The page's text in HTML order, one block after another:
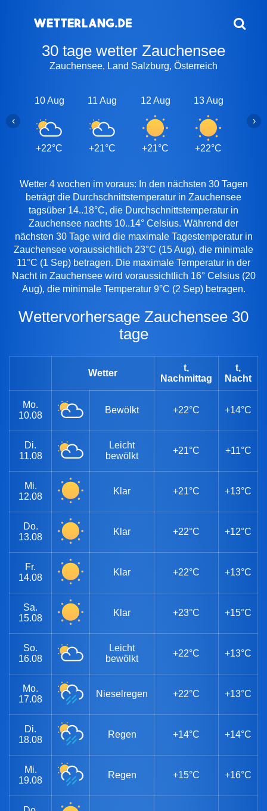
30 tage wetter Zauchensee
Zauchensee, Land Salzburg, Österreich
10 Aug
+22°C
11 Aug
+21°C
12 Aug
+21°C
13 Aug
+22°C
‹ ›
Wetter 4 wochen im voraus: In den nächsten 30 Tagen
beträgt die Durchschnittstemperatur in Zauchensee
tagsüber 14..18°C, die Durchschnittstemperatur in
Zauchensee nachts 10..14° Celsius. Während der
nächsten 30 Tage wird die maximale Tagestemperatur in
Zauchensee voraussichtlich 23°C (15 Aug), die minimale
11°C (1 Sep) betragen. Die maximale Temperatur in der
Nacht in Zauchensee wird voraussichtlich 16° Celsius (20
Aug), die minimale Temperatur 9°C (2 Sep) betragen.
Wettervorhersage Zauchensee 30
tage
Wetter
t,
Nachmittag
t,
Nacht
Mo.
10.08
Bewölkt +22°C +14°C
Di.
11.08
Leicht
bewölkt
+21°C +11°C
Mi.
12.08
Klar +21°C +13°C
Do.
13.08
Klar +22°C +12°C
Fr.
14.08
Klar +22°C +13°C
Sa.
15.08
Klar +23°C +15°C
So.
16.08
Leicht
bewölkt
+22°C +13°C
Mo.
17.08
Nieselregen +22°C +13°C
Di.
18.08
Regen +14°C +14°C
Mi.
19.08
Regen +15°C +16°C